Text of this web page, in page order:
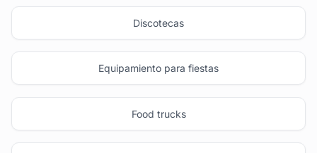
Discotecas
Equipamiento para fiestas
Food trucks